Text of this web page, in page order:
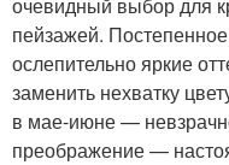
пейзажей.
ослепительно яркие
заменить нехватку
в мае-июне —
преображение —